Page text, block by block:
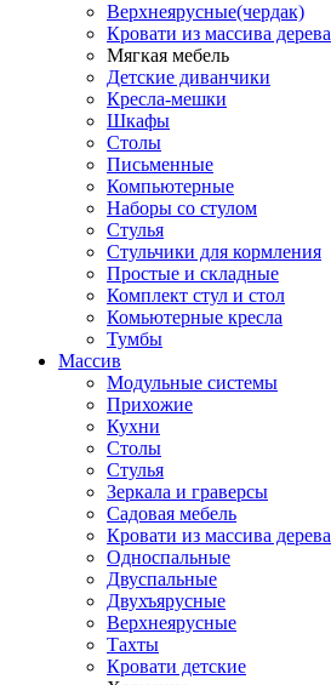
Верхнеярусные(чердак)
Кровати из массива дерева
Мягкая мебель
Детские диванчики
Кресла-мешки
Шкафы
Столы
Письменные
Компьютерные
Наборы со стулом
Стулья
Стульчики для кормления
Простые и складные
Комплект стул и стол
Комьютерные кресла
Тумбы
Массив
Модульные системы
Прихожие
Кухни
Столы
Стулья
Зеркала и граверсы
Садовая мебель
Кровати из массива дерева
Односпальные
Двуспальные
Двухъярусные
Верхнеярусные
Тахты
Кровати детские